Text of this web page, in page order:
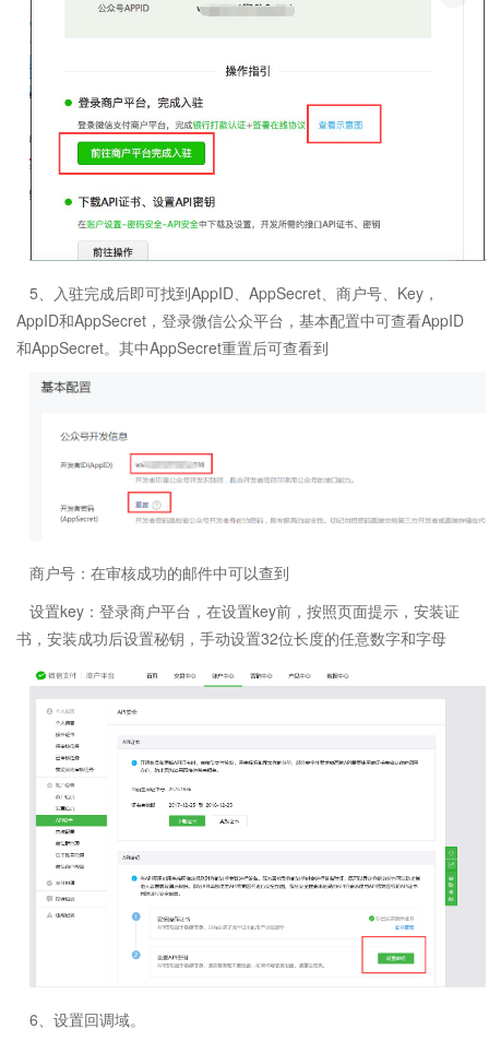
5、入驻完成后即可找到AppID、AppSecret、商户号、Key，
AppID和AppSecret，登录微信公众平台，基本配置中可查看AppID
和AppSecret。其中AppSecret重置后可查看到
商户号：在审核成功的邮件中可以查到
设置key：登录商户平台，在设置key前，按照页面提示，安装证
书，安装成功后设置秘钥，手动设置32位长度的任意数字和字母
6、设置回调域。